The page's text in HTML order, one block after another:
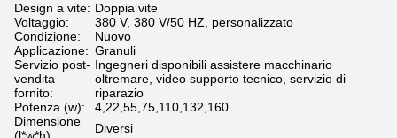
Design a vite: Doppia vite
Voltaggio:
380 V, 380 V/50 HZ, personalizzato
Condizione:
Nuovo
Applicazione: Granuli
Servizio post-
vendita
fornito:
Ingegneri disponibili assistere macchinario
oltremare, video supporto tecnico, servizio di
riparazio
Potenza (w):
4,22,55,75,110,132,160
Dimensione
Diversi